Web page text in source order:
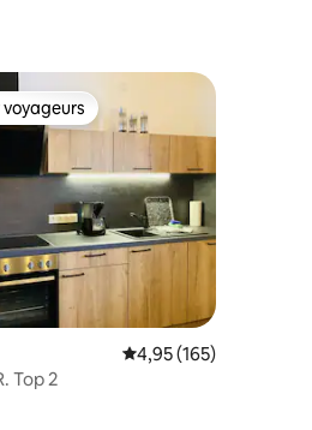
de 201 commentaires : 4,97 sur 5
Évaluation moyenne
4,95 (165)
Top 2